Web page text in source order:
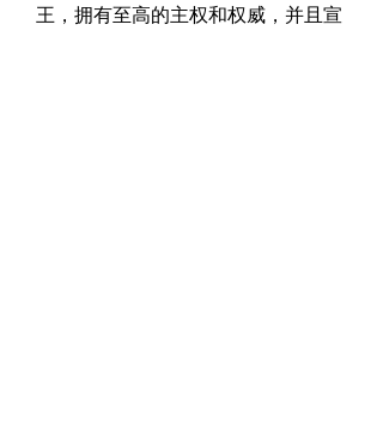
王，拥有至高的主权和权威，并且宣